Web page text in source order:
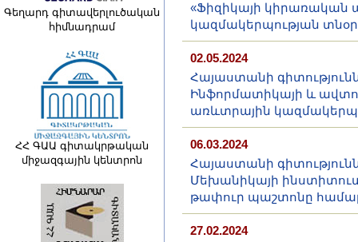
Գեղարդ գիտավերլուծական
հիմնադրամ
ՀՀ ԳԱԱ գիտակրթական
միջազգային կենտրոն
«Ֆիզիկայի կիրառական
կազմակերպության
02.05.2024
Հայաստանի
Ինֆորմատիկայի և
առևտրային
06.03.2024
Հայաստանի
Մեխանիկայի
թափուր պաշտոնը
27.02.2024